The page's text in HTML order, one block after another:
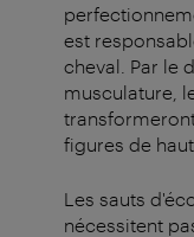
est
cheval. Par le
musculature,
figures de
Les sauts
nécessitent